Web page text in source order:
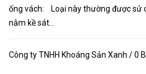
ống vách: Loại này thường được sử
nằm kề sát...
Công ty TNHH Khoáng Sản Xanh / 0